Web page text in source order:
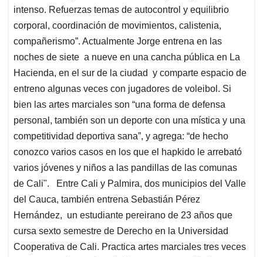
intenso. Refuerzas temas de autocontrol y equilibrio
corporal, coordinación de movimientos, calistenia,
compañerismo”. Actualmente Jorge entrena en las
noches de siete a nueve en una cancha pública en La
Hacienda, en el sur de la ciudad y comparte espacio de
entreno algunas veces con jugadores de voleibol. Si
bien las artes marciales son “una forma de defensa
personal, también son un deporte con una mística y una
competitividad deportiva sana”, y agrega: “de hecho
conozco varios casos en los que el hapkido le arrebató
varios jóvenes y niños a las pandillas de las comunas
de Cali". Entre Cali y Palmira, dos municipios del Valle
del Cauca, también entrena Sebastián Pérez
Hernández, un estudiante pereirano de 23 años que
cursa sexto semestre de Derecho en la Universidad
Cooperativa de Cali. Practica artes marciales tres veces